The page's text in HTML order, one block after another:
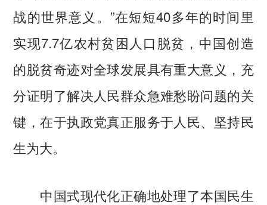
战的世界意义。”在短短40多年的时间里
实现7.7亿农村贫困人口脱贫，中国创造
的脱贫奇迹对全球发展具有重大意义，充
分证明了解决人民群众急难愁盼问题的关
键，在于执政党真正服务于人民、坚持民
生为大。
中国式现代化正确地处理了本国民生